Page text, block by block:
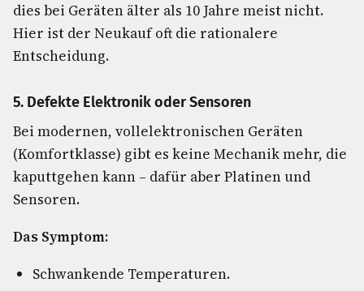
dies bei Geräten älter als 10 Jahre meist nicht.
Hier ist der Neukauf oft die rationalere
Entscheidung.
5. Defekte Elektronik oder Sensoren
Bei modernen, vollelektronischen Geräten
(Komfortklasse) gibt es keine Mechanik mehr, die
kaputtgehen kann – dafür aber Platinen und
Sensoren.
Das Symptom:
Schwankende Temperaturen.